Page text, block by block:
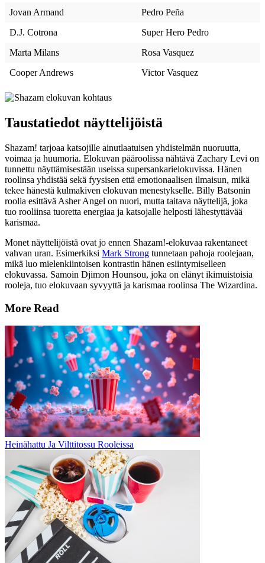
Jovan Armand
Pedro Peña
D.J. Cotrona
Super Hero Pedro
Marta Milans
Rosa Vasquez
Cooper Andrews
Victor Vasquez
Taustatiedot näyttelijöistä
Shazam! tarjoaa katsojille ainutlaatuisen yhdistelmän nuoruutta,
voimaa ja huumoria. Elokuvan pääroolissa nähtävä Zachary Levi on
tunnettu näyttämisestään useissa supersankarielokuvissa. Hänen
roolinsa yhdistää sekä fyysisen että emotionaalisen ilmaisun, mikä
tekee hänestä kulmakiven elokuvan menestykselle. Billy Batsonin
roolia esittävä Asher Angel on nuori, mutta taitava näyttelijä, joka
tuo rooliinsa tuoretta energiaa ja katsojalle helposti lähestyttävää
karismaa.
Monet näyttelijöistä ovat jo ennen Shazam!-elokuvaa rakentaneet
vahvan uran. Esimerkiksi Mark Strong tunnetaan pahoja roolejaan,
mikä luo mielenkiintoisen kontrastin hänen esiintymiselleen
elokuvassa. Samoin Djimon Hounsou, joka on elänyt ikimuistoisia
rooleja, tuo elokuvaan syvyyttä ja karismaa roolinsa The Wizardina.
More Read
Heinähattu Ja Vilttitossu Rooleissa